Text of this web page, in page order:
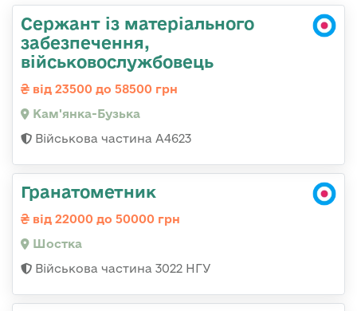
Сержант із матеріального
забезпечення,
військовослужбовець
від 23500 до 58500 грн
Кам'янка-Бузька
Військова частина А4623
Гранатометник
від 22000 до 50000 грн
Шостка
Військова частина 3022 НГУ